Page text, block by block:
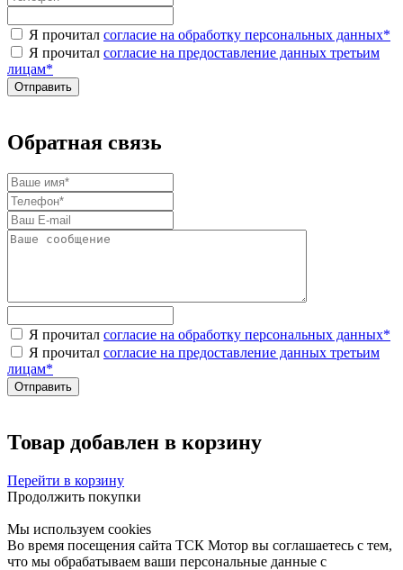
Я прочитал согласие на обработку персональных данных*
Я прочитал согласие на предоставление данных третьим
лицам*
Обратная связь
Я прочитал согласие на обработку персональных данных*
Я прочитал согласие на предоставление данных третьим
лицам*
Товар добавлен в корзину
Перейти в корзину
Продолжить покупки
Мы используем cookies
Во время посещения сайта ТСК Мотор вы соглашаетесь с тем,
что мы обрабатываем ваши персональные данные с